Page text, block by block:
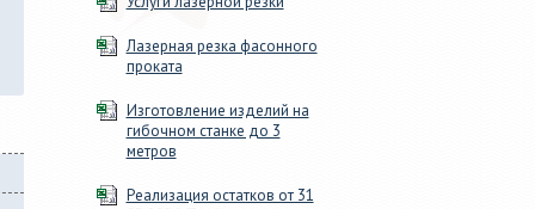
Лазерная резка фасонного
проката
Изготовление изделий на
гибочном станке до 3
метров
Реализация остатков от 31